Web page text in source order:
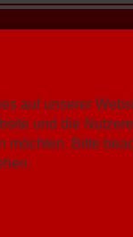
+++ +++
auf unserer
und die
möchten. Bitte